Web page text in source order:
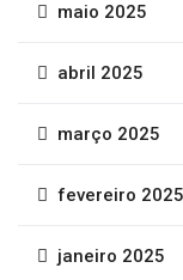
maio 2025
abril 2025
março 2025
fevereiro 2025
janeiro 2025